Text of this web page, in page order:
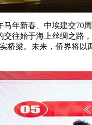
年新春、中埃建交70
往始于海上丝绸之
梁。未来，侨界将